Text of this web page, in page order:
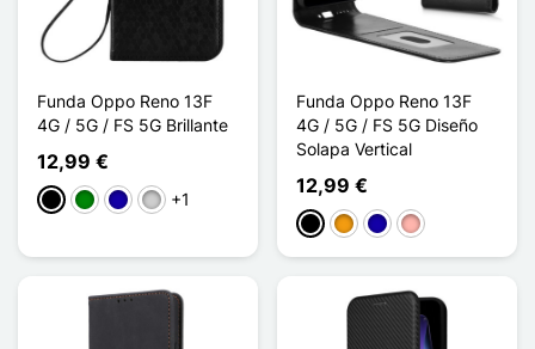
Funda Oppo Reno 13F
4G / 5G / FS 5G Brillante
12,99 €
NegroVerdeAzul oscuro
Plata+1
Funda Oppo Reno 13F
4G / 5G / FS 5G Diseño
Solapa Vertical
12,99 €
NegroNaranjaAzul oscuro
Oro rosa